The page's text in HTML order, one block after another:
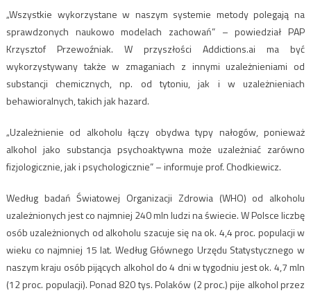
„Wszystkie wykorzystane w naszym systemie metody polegają na
sprawdzonych naukowo modelach zachowań” – powiedział PAP
Krzysztof Przewoźniak. W przyszłości Addictions.ai ma być
wykorzystywany także w zmaganiach z innymi uzależnieniami od
substancji chemicznych, np. od tytoniu, jak i w uzależnieniach
behawioralnych, takich jak hazard.
„Uzależnienie od alkoholu łączy obydwa typy nałogów, ponieważ
alkohol jako substancja psychoaktywna może uzależniać zarówno
fizjologicznie, jak i psychologicznie” – informuje prof. Chodkiewicz.
Według badań Światowej Organizacji Zdrowia (WHO) od alkoholu
uzależnionych jest co najmniej 240 mln ludzi na świecie. W Polsce liczbę
osób uzależnionych od alkoholu szacuje się na ok. 4,4 proc. populacji w
wieku co najmniej 15 lat. Według Głównego Urzędu Statystycznego w
naszym kraju osób pijących alkohol do 4 dni w tygodniu jest ok. 4,7 mln
(12 proc. populacji). Ponad 820 tys. Polaków (2 proc.) pije alkohol przez